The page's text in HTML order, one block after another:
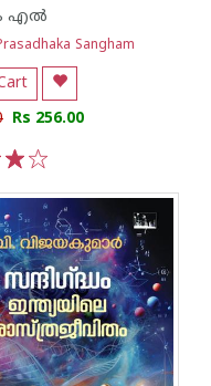
എൽ
Sangham
Rs 256.00